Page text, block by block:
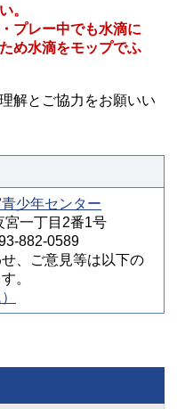
。
プレー中でも水滴に
め水滴をモップでふ
解とご協力をお願いい
少年センター
一丁目2番1号
882-0589
、ご意見等は以下の
。